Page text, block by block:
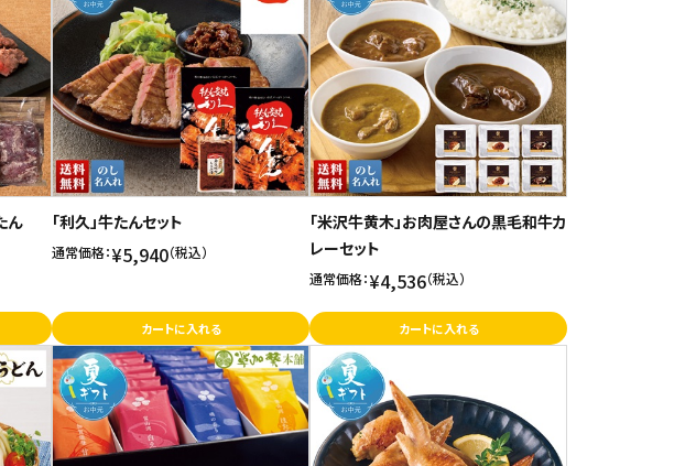
ん 「利久」牛たんセット
通常価格：¥5,940（税込）
カートに入れる
「米沢牛黄木」お肉屋さんの黒毛和牛カ
レーセット
通常価格：¥4,536（税込）
カートに入れる